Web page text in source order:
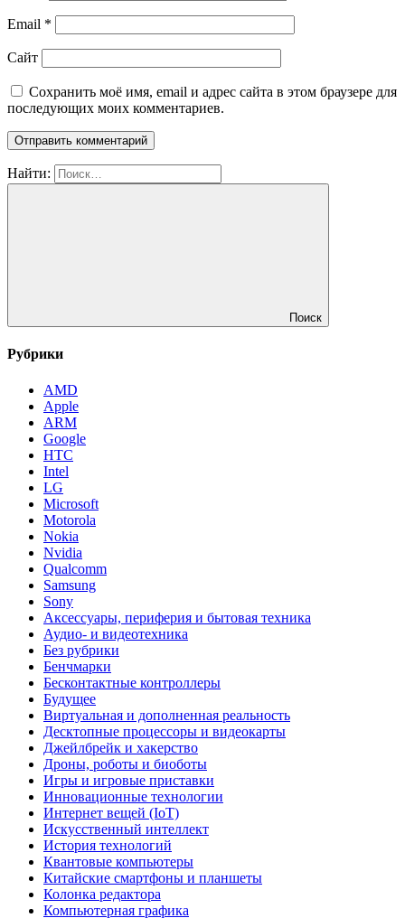
Email *
Сайт
Сохранить моё имя, email и адрес сайта в этом браузере для
последующих моих комментариев.
Найти:
Поиск
Рубрики
AMD
Apple
ARM
Google
HTC
Intel
LG
Microsoft
Motorola
Nokia
Nvidia
Qualcomm
Samsung
Sony
Аксессуары, периферия и бытовая техника
Аудио- и видеотехника
Без рубрики
Бенчмарки
Бесконтактные контроллеры
Будущее
Виртуальная и дополненная реальность
Десктопные процессоры и видеокарты
Джейлбрейк и хакерство
Дроны, роботы и биоботы
Игры и игровые приставки
Инновационные технологии
Интернет вещей (IoT)
Искусственный интеллект
История технологий
Квантовые компьютеры
Китайские смартфоны и планшеты
Колонка редактора
Компьютерная графика